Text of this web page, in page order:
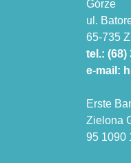
Górze
ul.
65-735
tel.: (68)
e-mail:
Erste
Zielona
95 1090